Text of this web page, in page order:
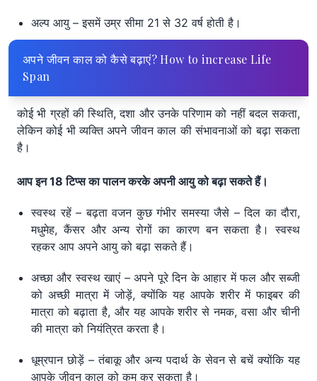
अल्प आयु – इसमें उम्र सीमा 21 से 32 वर्ष होती है।
अपने जीवन काल को कैसे बढ़ाएं? How to increase Life
Span
कोई भी ग्रहों की स्थिति, दशा और उनके परिणाम को नहीं बदल सकता,
लेकिन कोई भी व्यक्ति अपने जीवन काल की संभावनाओं को बढ़ा सकता
है।
आप इन 18 टिप्स का पालन करके अपनी आयु को बढ़ा सकते हैं।
स्वस्थ रहें – बढ़ता वजन कुछ गंभीर समस्या जैसे – दिल का दौरा,
मधुमेह, कैंसर और अन्य रोगों का कारण बन सकता है। स्वस्थ
रहकर आप अपने आयु को बढ़ा सकते हैं।
अच्छा और स्वस्थ खाएं – अपने पूरे दिन के आहार में फल और सब्जी
को अच्छी मात्रा में जोड़ें, क्योंकि यह आपके शरीर में फाइबर की
मात्रा को बढ़ाता है, और यह आपके शरीर से नमक, वसा और चीनी
की मात्रा को नियंत्रित करता है।
धूम्रपान छोड़ें – तंबाकू और अन्य पदार्थ के सेवन से बचें क्योंकि यह
आपके जीवन काल को कम कर सकता है।